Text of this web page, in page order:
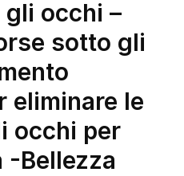
occhi –
sotto gli
eliminare le
occhi per
-Bellezza